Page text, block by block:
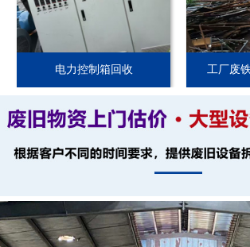
电力控制箱回收 工厂废